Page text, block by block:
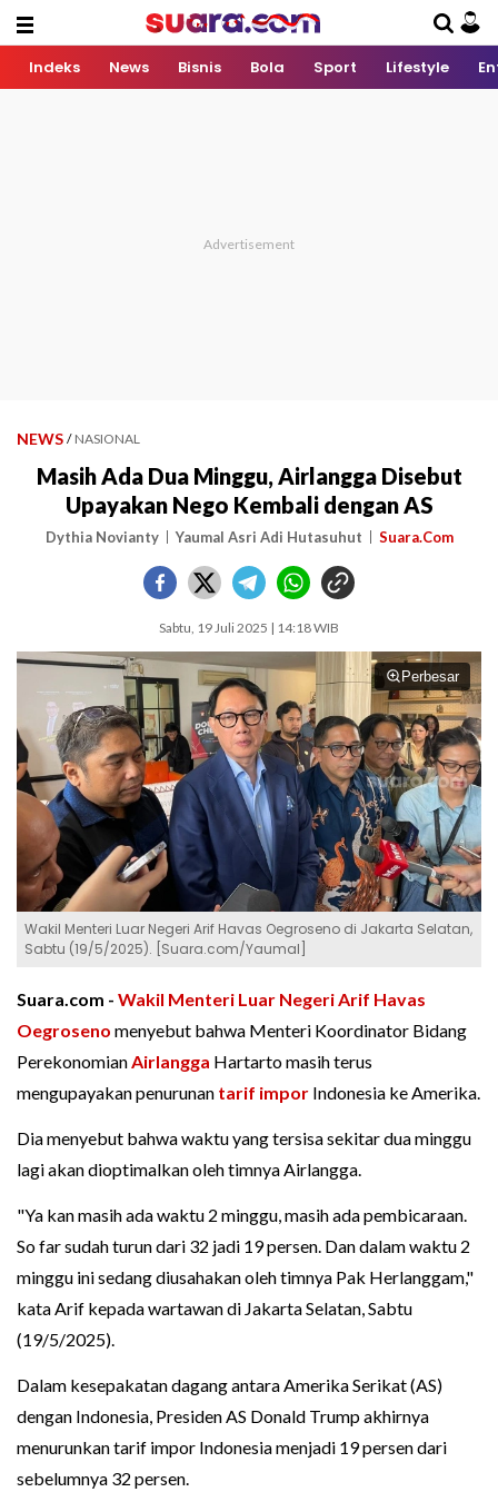
Indeks News Bisnis Bola Sport Lifestyle
NEWS / NASIONAL
Masih Ada Dua Minggu, Airlangga Disebut
Upayakan Nego Kembali dengan AS
Dythia Novianty Yaumal Asri Adi Hutasuhut Suara.Com
Sabtu, 19 Juli 2025 | 14:18 WIB
Perbesar
Wakil Menteri Luar Negeri Arif Havas Oegroseno di Jakarta Selatan,
Sabtu (19/5/2025). [Suara.com/Yaumal]
Suara.com - Wakil Menteri Luar NegeriArif Havas
Oegroseno menyebut bahwa Menteri Koordinator Bidang
PerekonomianAirlangga Hartarto masih terus
mengupayakan penurunan tarif impor Indonesia ke Amerika.
Dia menyebut bahwa waktu yang tersisa sekitar dua minggu
lagi akan dioptimalkan oleh timnya Airlangga.
"Ya kan masih ada waktu 2 minggu, masih ada pembicaraan.
So far sudah turun dari 32 jadi 19 persen. Dan dalam waktu 2
minggu ini sedang diusahakan oleh timnya Pak Herlanggam,"
kata Arif kepada wartawan di Jakarta Selatan, Sabtu
(19/5/2025).
Dalam kesepakatan dagang antara Amerika Serikat (AS)
dengan Indonesia, Presiden AS Donald Trump akhirnya
menurunkan tarif impor Indonesia menjadi 19 persen dari
sebelumnya 32 persen.